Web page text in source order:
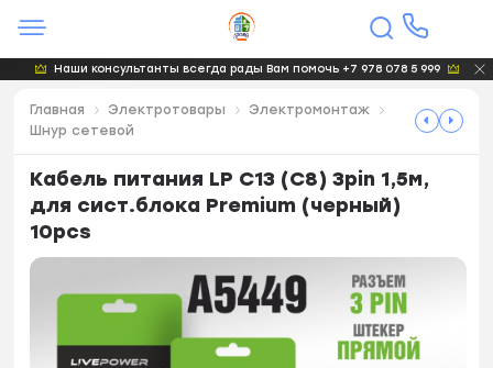
Наши консультанты всегда рады Вам помочь +7 978 078 5 999
Главная Электротовары
Электромонтаж
Шнур сетевой
Кабель питания LP C13 (C8) 3pin 1,5м,
для сист.блока Premium (черный)
10pcs